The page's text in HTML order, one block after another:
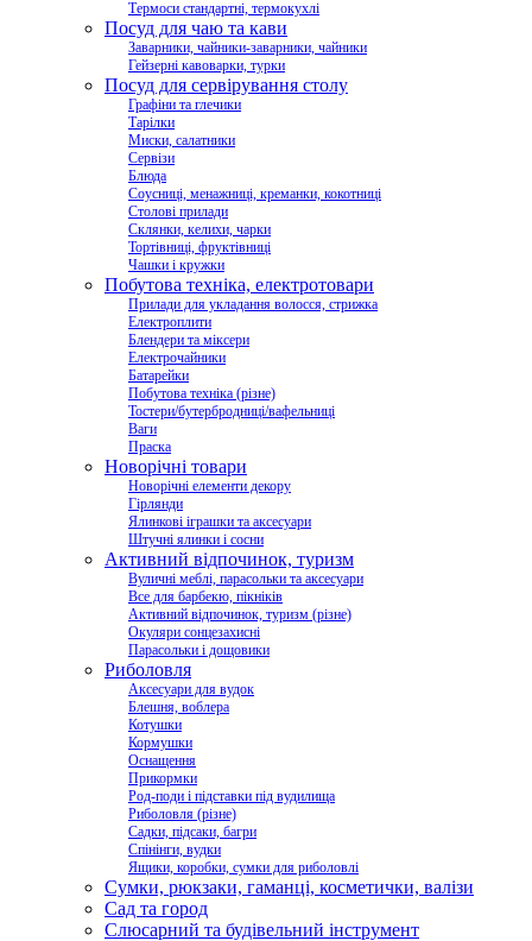
Термоси стандартні, термокухлі
Посуд для чаю та кави
Заварники, чайники-заварники, чайники
Гейзерні кавоварки, турки
Посуд для сервірування столу
Графіни та глечики
Тарілки
Миски, салатники
Сервізи
Блюда
Соусниці, менажниці, креманки, кокотниці
Столові прилади
Склянки, келихи, чарки
Тортівниці, фруктівниці
Чашки і кружки
Побутова техніка, електротовари
Прилади для укладання волосся, стрижка
Електроплити
Блендери та міксери
Електрочайники
Батарейки
Побутова техніка (різне)
Тостери/бутербродниці/вафельниці
Ваги
Праска
Новорічні товари
Новорічні елементи декору
Гірлянди
Ялинкові іграшки та аксесуари
Штучні ялинки і сосни
Активний відпочинок, туризм
Вуличні меблі, парасольки та аксесуари
Все для барбекю, пікніків
Активний відпочинок, туризм (різне)
Окуляри сонцезахисні
Парасольки і дощовики
Риболовля
Аксесуари для вудок
Блешня, воблера
Котушки
Кормушки
Оснащення
Прикормки
Род-поди і підставки під вудилища
Риболовля (різне)
Садки, підсаки, багри
Спінінги, вудки
Ящики, коробки, сумки для риболовлі
Сумки, рюкзаки, гаманці, косметички, валізи
Сад та город
Слюсарний та будівельний інструмент